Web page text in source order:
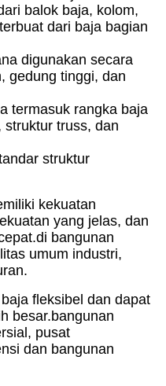
balok baja, kolom,
dari baja bagian
digunakan secara
gedung tinggi, dan
termasuk rangka baja
struktur truss, dan
struktur
kekuatan
yang jelas, dan
di bangunan
umum industri,
fleksibel dan dapat
besar.bangunan
pusat
dan bangunan